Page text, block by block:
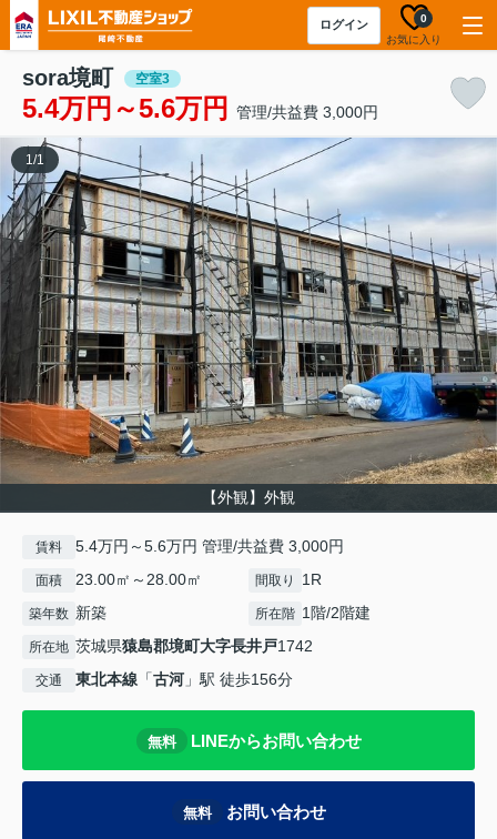
ログイン
お気に入り
0
sora境町 空室3
5.4万円～5.6万円 管理/共益費 3,000円
【外観】外観
1/1
賃料 5.4万円～5.6万円 管理/共益費 3,000円
面積 23.00㎡～28.00㎡ 間取り 1R
築年数 新築 所在階 1階/2階建
所在地 茨城県猿島郡境町大字長井戸1742
交通 東北本線 「古河 」駅 徒歩156分
無料 LINEからお問い合わせ
無料 お問い合わせ